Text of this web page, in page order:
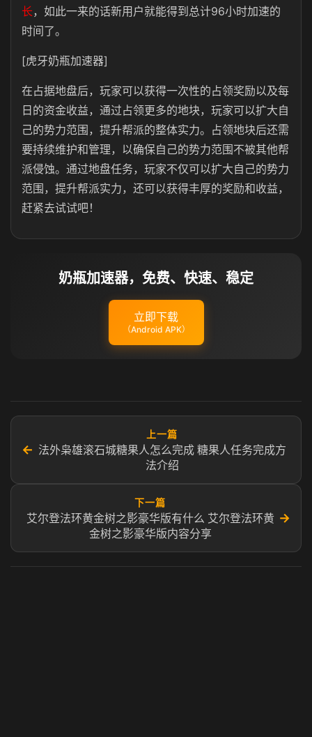
长 ，如此一来的话新用户就能得到总计96小时加速的
时间了。
[虎牙奶瓶加速器]
在占据地盘后，玩家可以获得一次性的占领奖励以及每
日的资金收益，通过占领更多的地块，玩家可以扩大自
己的势力范围，提升帮派的整体实力。占领地块后还需
要持续维护和管理，以确保自己的势力范围不被其他帮
派侵蚀。通过地盘任务，玩家不仅可以扩大自己的势力
范围，提升帮派实力，还可以获得丰厚的奖励和收益，
赶紧去试试吧！
奶瓶加速器，免费、快速、稳定
立即下载
（Android APK）
←
上一篇
法外枭雄滚石城糖果人怎么完成 糖果人任务完成方
法介绍
下一篇
艾尔登法环黄金树之影豪华版有什么 艾尔登法环黄
金树之影豪华版内容分享
→